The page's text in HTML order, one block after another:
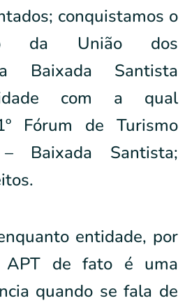
conquistamos o
da União dos
Baixada Santista
com a qual
Fórum de Turismo
Baixada Santista;
entidade, por
APT de fato é uma
quando se fala de